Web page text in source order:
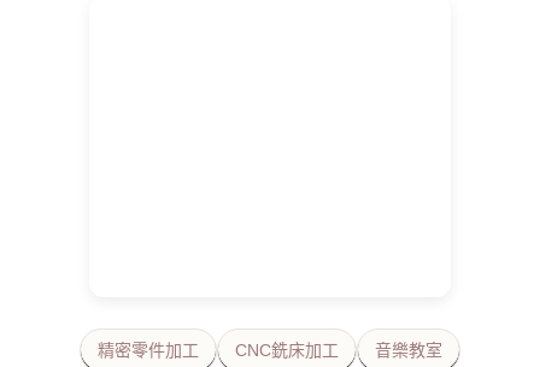
精密零件加工 CNC銑床加工 音樂教室